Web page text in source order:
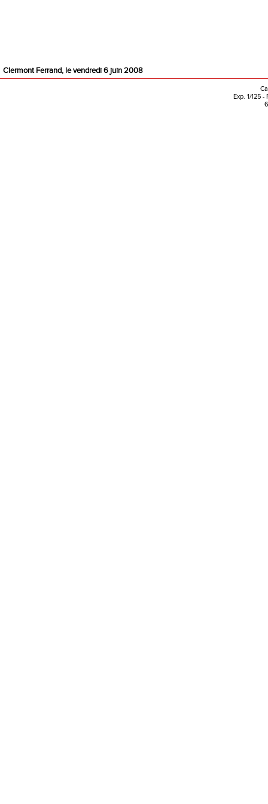
Clermont Ferrand, le vendredi 6 juin 2008
Exp. 1/125